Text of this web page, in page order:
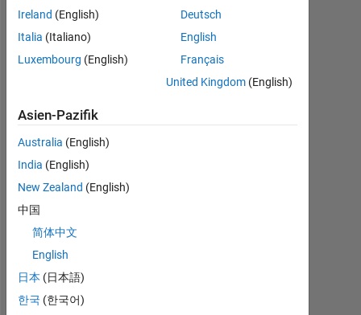
Statistik
MATLAB Answers
BEITRÄGE L
0
1
2
Ireland (English)
Italia (Italiano)
Luxembourg (English)
Deutsch
English
Français
United Kingdom (English)
Asien-Pazifik
Australia (English)
India (English)
New Zealand (English)
中国
简体中文
English
日本 (日本語)
한국 (한국어)